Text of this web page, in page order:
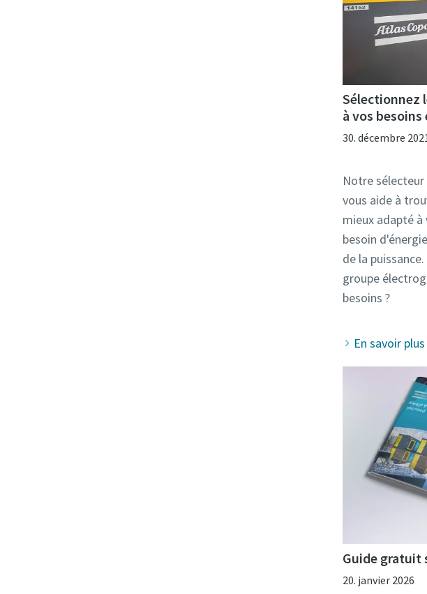
Sélectionnez
à vos besoins
30. décembre
Notre
vous aide à
mieux adapté à
besoin
de la
groupe
En savoir plus
Guide gratuit
20. janvier 2026